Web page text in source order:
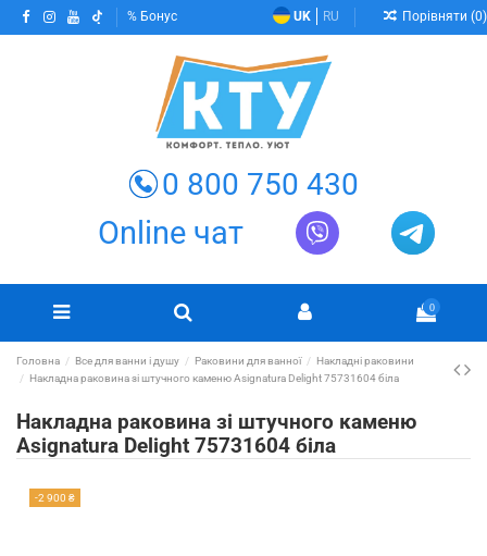
Бонус UK RU Порівняти (0)
0 800 750 430
Online чат
0
Головна Все для ванни і душу Раковини для ванної
Накладні раковини
Накладна раковина зі штучного каменю Asignatura Delight 75731604 біла
Накладна раковина зі штучного каменю
Asignatura Delight 75731604 біла
-2 900 ₴